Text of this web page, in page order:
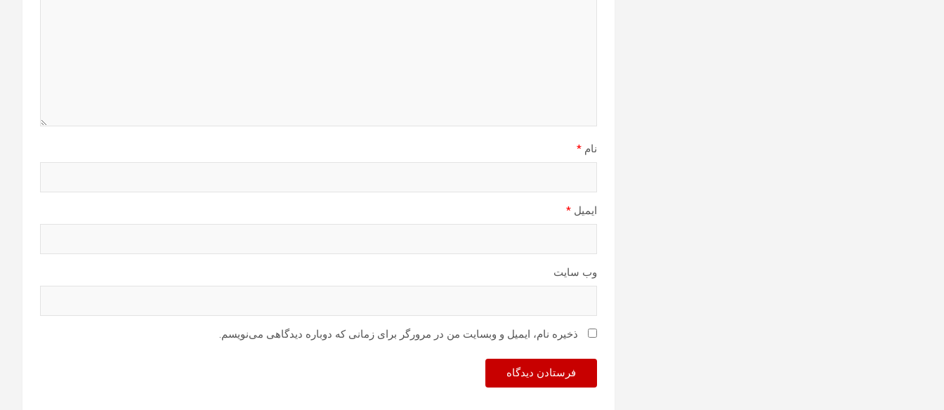
نام *
ایمیل *
وب‌ سایت
ذخیره نام، ایمیل و وبسایت من در مرورگر برای زمانی که دوباره دیدگاهی می‌نویسم.